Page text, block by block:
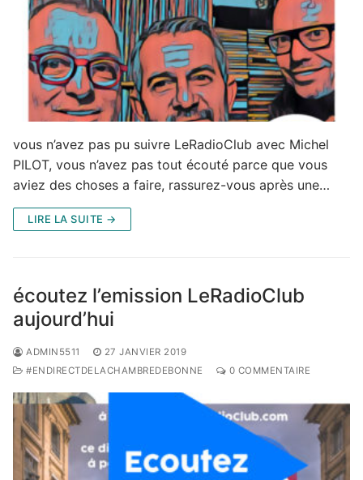
vous n’avez pas pu suivre LeRadioClub avec Michel
PILOT, vous n’avez pas tout écouté parce que vous
aviez des choses a faire, rassurez-vous après une…
LIRE LA SUITE →
écoutez l’emission LeRadioClub
aujourd’hui
ADMIN5511
27 JANVIER 2019
#ENDIRECTDELACHAMBREDEBONNE
0 COMMENTAIRE